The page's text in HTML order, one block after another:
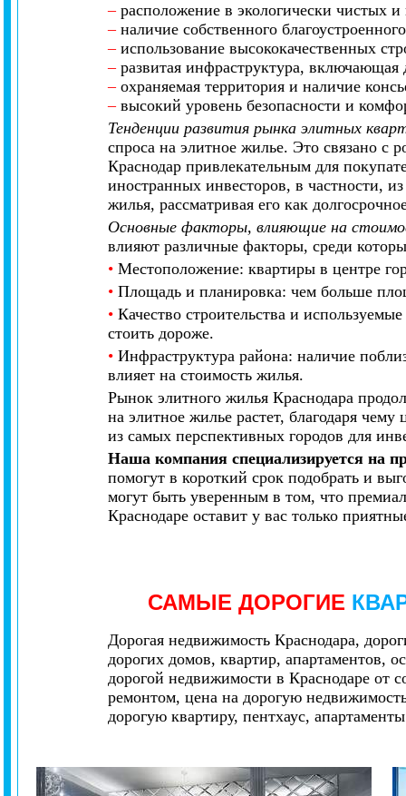
–расположение в экологически чистых
–наличие собственного
–использование высококачественных
–развитая инфраструктура,
–охраняемая территория и наличие
–высокий уровень безопасности и
Тенденции развития рынка элитных
спроса на элитное жилье. Это связано с
Краснодар привлекательным для
иностранных инвесторов, в частности,
жилья, рассматривая его как
Основные факторы, влияющие на
влияют различные факторы, среди
• Местоположение: квартиры в центре
• Площадь и планировка: чем больше
• Качество строительства и
стоить дороже.
• Инфраструктура района: наличие
влияет на стоимость жилья.
Рынок элитного жилья Краснодара
на элитное жилье растет, благодаря
из самых перспективных городов для
Наша компания специализируется на
помогут в короткий срок подобрать и
могут быть уверенным в том, что
Краснодаре оставит у вас только
САМЫЕ ДОРОГИЕ
Дорогая недвижимость Краснодара,
дорогих домов, квартир, апартаментов,
дорогой недвижимости в Краснодаре от
ремонтом, цена на дорогую
дорогую квартиру, пентхаус,